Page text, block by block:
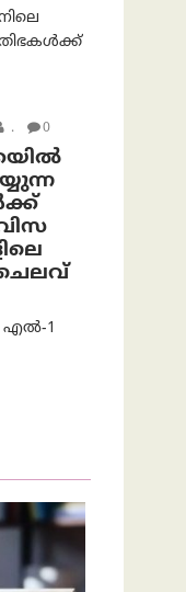
. 0
ചെലവ്
എൽ-1